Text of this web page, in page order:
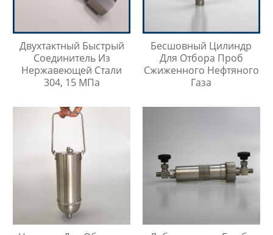
Двухтактный Быстрый
Соединитель Из
Нержавеющей Стали
304, 15 МПа
Бесшовный Цилиндр
Для Отбора Проб
Сжиженного Нефтяного
Газа